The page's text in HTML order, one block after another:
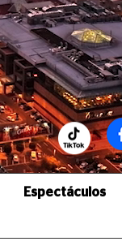
Espectáculos